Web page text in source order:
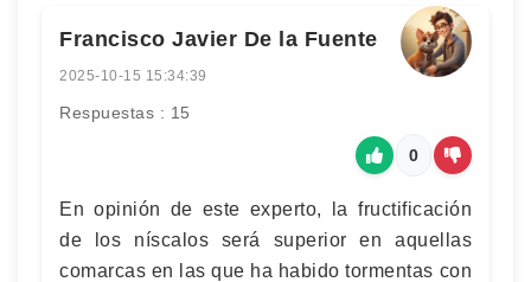
Francisco Javier De la Fuente
2025-10-15 15:34:39
Respuestas : 15
0
En opinión de este experto, la fructificación
de los níscalos será superior en aquellas
comarcas en las que ha habido tormentas con